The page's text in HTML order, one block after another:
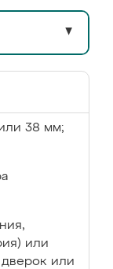
▼
38 мм;
или
или